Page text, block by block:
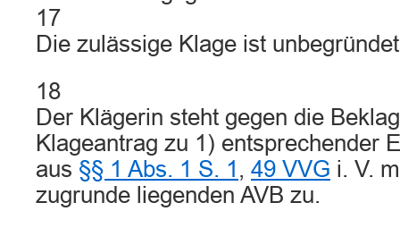
17
Die zulässige Klage ist
18
Der Klägerin steht gegen die
Klageantrag zu 1) entsprechender
aus §§ 1 Abs. 1 S. 1 , 49 VVG i. V.
zugrunde liegenden AVB zu.